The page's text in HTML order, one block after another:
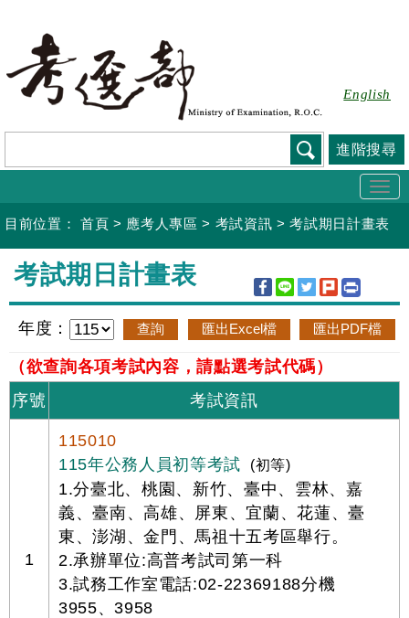
要
容
English
進階搜尋
目前位置： 首頁 > 應考人專區 > 考試資訊 >考試期日計畫表
考試期日計畫表
年度：
（欲查詢各項考試內容，請點選考試代碼）
序號
考試資訊
1
115010
115年公務人員初等考試
(初等)
1.分臺北、桃園、新竹、臺中、雲林、嘉
義、臺南、高雄、屏東、宜蘭、花蓮、臺
東、澎湖、金門、馬祖十五考區舉行。
2.承辦單位:高普考試司第一科
3.試務工作室電話:02-22369188分機
3955、3958